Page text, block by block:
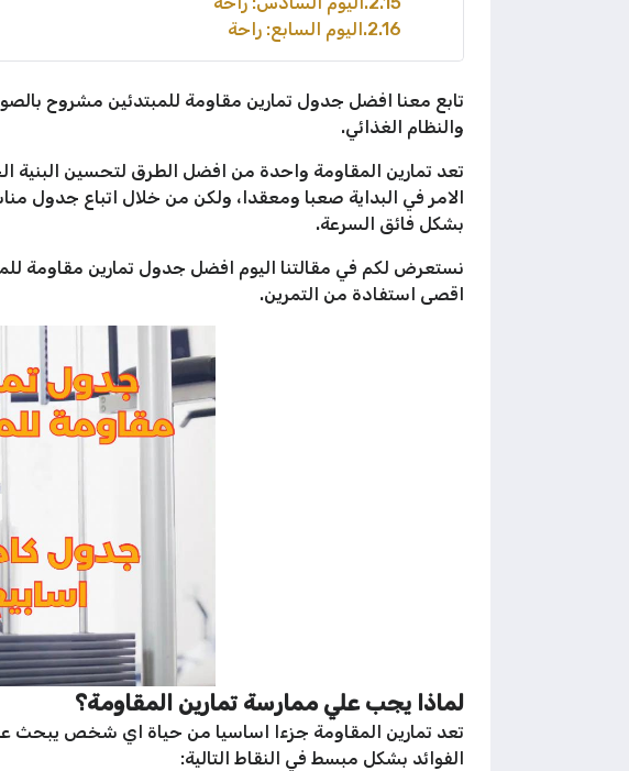
2.16 اليوم السابع: راحة
تابع معنا افضل جدول تمارين مقاومة للمبتدئين مشروح
والنظام الغذائي.
تعد تمارين المقاومة واحدة من افضل الطرق لتحسين البنية
الامر في البداية صعبا ومعقدا، ولكن من خلال اتباع جدول
بشكل فائق السرعة.
نستعرض لكم في مقالتنا اليوم افضل جدول تمارين مقاومة
اقصى استفادة من التمرين.
لماذا يجب علي ممارسة تمارين المقاومة؟
تعد تمارين المقاومة جزءا اساسيا من حياة اي شخص يبحث عن
الفوائد بشكل مبسط في النقاط التالية: